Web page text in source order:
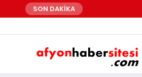
SON DAKİKA